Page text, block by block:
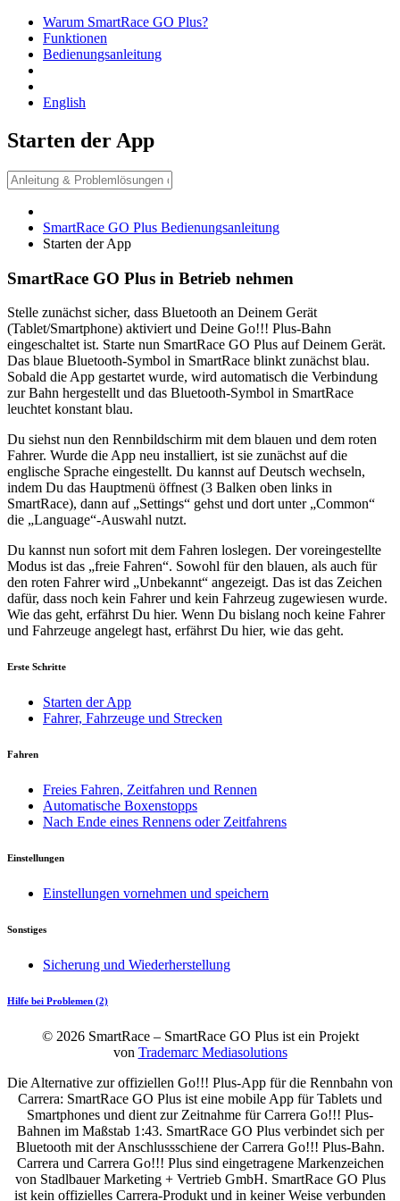
Warum SmartRace GO Plus?
Funktionen
Bedienungsanleitung
English
Starten der App
SmartRace GO Plus Bedienungsanleitung
Starten der App
SmartRace GO Plus in Betrieb nehmen
Stelle zunächst sicher, dass Bluetooth an Deinem Gerät
(Tablet/Smartphone) aktiviert und Deine Go!!! Plus-Bahn
eingeschaltet ist. Starte nun SmartRace GO Plus auf Deinem Gerät.
Das blaue Bluetooth-Symbol in SmartRace blinkt zunächst blau.
Sobald die App gestartet wurde, wird automatisch die Verbindung
zur Bahn hergestellt und das Bluetooth-Symbol in SmartRace
leuchtet konstant blau.
Du siehst nun den Rennbildschirm mit dem blauen und dem roten
Fahrer. Wurde die App neu installiert, ist sie zunächst auf die
englische Sprache eingestellt. Du kannst auf Deutsch wechseln,
indem Du das Hauptmenü öffnest (3 Balken oben links in
SmartRace), dann auf „Settings“ gehst und dort unter „Common“
die „Language“-Auswahl nutzt.
Du kannst nun sofort mit dem Fahren loslegen. Der voreingestellte
Modus ist das „freie Fahren“. Sowohl für den blauen, als auch für
den roten Fahrer wird „Unbekannt“ angezeigt. Das ist das Zeichen
dafür, dass noch kein Fahrer und kein Fahrzeug zugewiesen wurde.
Wie das geht, erfährst Du hier. Wenn Du bislang noch keine Fahrer
und Fahrzeuge angelegt hast, erfährst Du hier, wie das geht.
Erste Schritte
Starten der App
Fahrer, Fahrzeuge und Strecken
Fahren
Freies Fahren, Zeitfahren und Rennen
Automatische Boxenstopps
Nach Ende eines Rennens oder Zeitfahrens
Einstellungen
Einstellungen vornehmen und speichern
Sonstiges
Sicherung und Wiederherstellung
Hilfe bei Problemen (2)
© 2026 SmartRace – SmartRace GO Plus ist ein Projekt
von Trademarc Mediasolutions
Die Alternative zur offiziellen Go!!! Plus-App für die Rennbahn von
Carrera: SmartRace GO Plus ist eine mobile App für Tablets und
Smartphones und dient zur Zeitnahme für Carrera Go!!! Plus-
Bahnen im Maßstab 1:43. SmartRace GO Plus verbindet sich per
Bluetooth mit der Anschlussschiene der Carrera Go!!! Plus-Bahn.
Carrera und Carrera Go!!! Plus sind eingetragene Markenzeichen
von Stadlbauer Marketing + Vertrieb GmbH. SmartRace GO Plus
ist kein offizielles Carrera-Produkt und in keiner Weise verbunden